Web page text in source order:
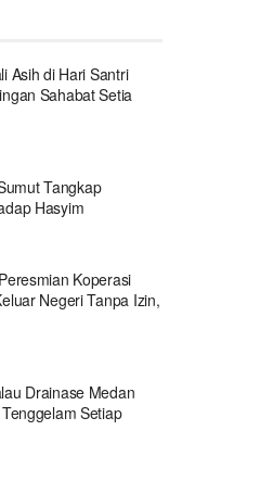
Asih di Hari Santri
Sahabat Setia
Tangkap
Hasyim
Koperasi
Negeri Tanpa Izin,
Drainase Medan
Setiap